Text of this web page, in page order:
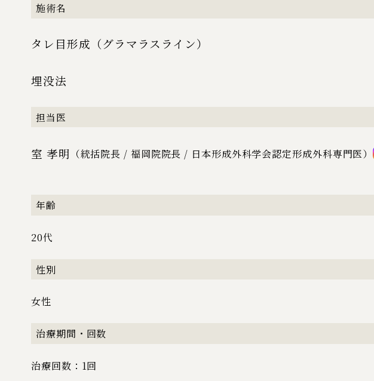
施術名
タレ目形成（グラマラスライン）
埋没法
担当医
室 孝明 （統括院長 / 福岡院院長 / 日本形成外科学会認定形成外科専門医）
年齢
20代
性別
女性
治療期間・回数
治療回数：1回